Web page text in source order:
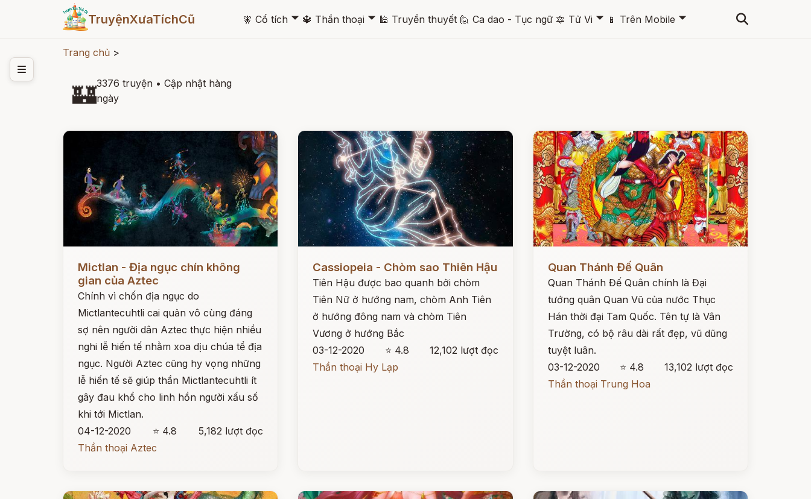
TruyệnXưaTíchCũ 🧚 Cổ tích 🞃 🔱 Thần thoại 🞃 🕌 Truyền thuyết 🙋 Ca dao - Tục ngữ 🔯 Tử Vi 🞃 📱 Trên Mobile 🞃
Trang chủ >
🏰3376 truyện • Cập nhật hàng
ngày
Mictlan - Địa ngục chín không
gian của Aztec
Chính vì chốn địa ngục do
Mictlantecuhtli cai quản vô cùng đáng
sợ nên người dân Aztec thực hiện nhiều
nghi lễ hiến tế nhằm xoa dịu chúa tể địa
ngục. Người Aztec cũng hy vọng những
lễ hiến tế sẽ giúp thần Mictlantecuhtli ít
gây đau khổ cho linh hồn người xấu số
khi tới Mictlan.
04-12-2020
⭐ 4.8
5,182 lượt đọc
Thần thoại Aztec
Cassiopeia - Chòm sao Thiên Hậu
Tiên Hậu được bao quanh bởi chòm
Tiên Nữ ở hướng nam, chòm Anh Tiên
ở hướng đông nam và chòm Tiên
Vương ở hướng Bắc
03-12-2020
⭐ 4.8
12,102 lượt đọc
Thần thoại Hy Lạp
Quan Thánh Đế Quân
Quan Thánh Đế Quân chính là Đại
tướng quân Quan Vũ của nước Thục
Hán thời đại Tam Quốc. Tên tự là Vân
Trường, có bộ râu dài rất đẹp, vũ dũng
tuyệt luân.
03-12-2020
⭐ 4.8
13,102 lượt đọc
Thần thoại Trung Hoa